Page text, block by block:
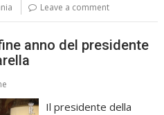
Leave a comment
anno del presidente
Il presidente della